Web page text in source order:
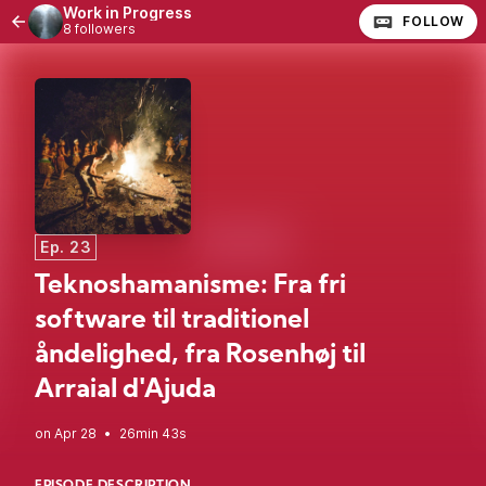
Work in Progress
8 followers FOLLOW
Ep. 23
Teknoshamanisme: Fra fri
software til traditionel
åndelighed, fra Rosenhøj til
Arraial d'Ajuda
• 26min 43s